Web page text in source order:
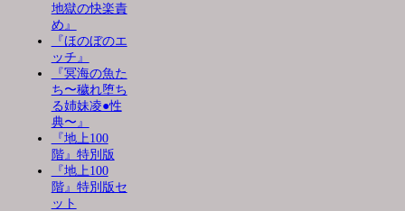
地獄の快楽責
め』
『ほのぼのエ
ッチ』
『冥海の魚た
ち〜穢れ堕ち
る姉妹凌●性
典〜』
『地上100
階』特別版
『地上100
階』特別版セ
ット